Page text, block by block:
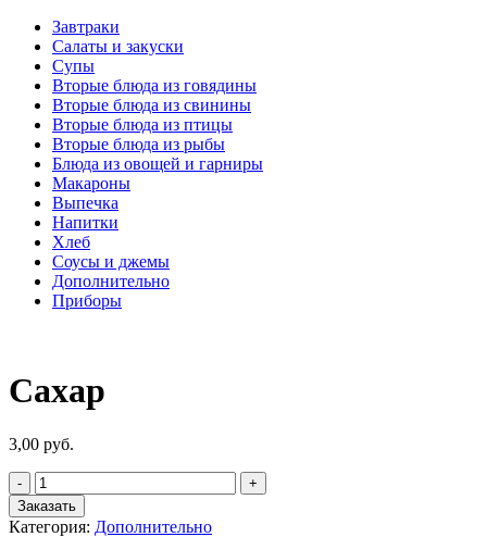
Завтраки
Салаты и закуски
Супы
Вторые блюда из говядины
Вторые блюда из свинины
Вторые блюда из птицы
Вторые блюда из рыбы
Блюда из овощей и гарниры
Макароны
Выпечка
Напитки
Хлеб
Соусы и джемы
Дополнительно
Приборы
Сахар
3,00 руб.
Заказать
Категория: Дополнительно